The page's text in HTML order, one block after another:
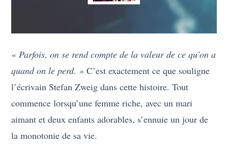
« Parfois, on se rend compte de la valeur de ce qu’on a
quand on le perd. » C’est exactement ce que souligne
l’écrivain Stefan Zweig dans cette histoire. Tout
commence lorsqu’une femme riche, avec un mari
aimant et deux enfants adorables, s’ennuie un jour de
la monotonie de sa vie.